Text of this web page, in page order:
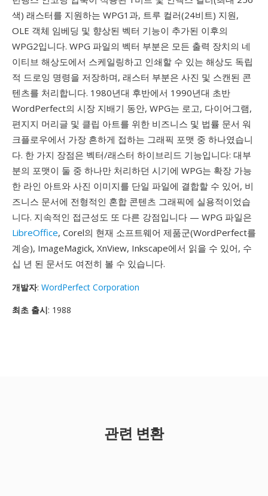
색) 래스터를 지원하는 WPG1과, 트루 컬러(24비트) 지원,
OLE 객체 임베딩 및 향상된 벡터 기능이 추가된 이후의
WPG2입니다. WPG 파일의 벡터 부분은 모든 출력 장치의 네
이티브 해상도에서 스케일링하고 인쇄할 수 있는 해상도 독립
적 드로잉 명령을 저장하며, 래스터 부분은 사진 및 스캔된 콘
텐츠를 처리합니다. 1980년대 후반에서 1990년대 초반
WordPerfect의 시장 지배기 동안, WPG는 로고, 다이어그램,
편지지 머리글 및 클립 아트를 위한 비즈니스 및 법률 문서 워
크플로우에서 가장 흔하게 접하는 그래픽 포맷 중 하나였습니
다. 한 가지 장점은 벡터/래스터 하이브리드 기능입니다: 대부
분의 포맷이 둘 중 하나만 처리하던 시기에 WPG는 확장 가능
한 라인 아트와 사진 이미지를 단일 파일에 결합할 수 있어, 비
즈니스 문서에 전형적인 혼합 콘텐츠 그래픽에 실용적이었습
니다. 지속적인 접근성도 또 다른 강점입니다 — WPG 파일은
LibreOffice, Corel의 현재 소프트웨어 제품군(WordPerfect를
계승), ImageMagick, XnView, Inkscape에서 읽을 수 있어, 수
십 년 된 문서도 여전히 볼 수 있습니다.
개발자: WordPerfect Corporation
최초 출시: 1988
관련 변환